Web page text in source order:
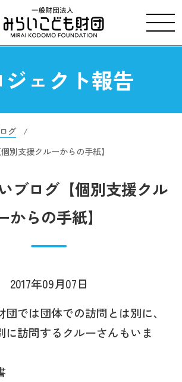
ジェクト報告
グ
別支援クルーからの手紙】
ブログ【個別支援クル
からの手紙】
2017年09月07日
では団体での訪問とは別に、
に訪問するクルーさんもいま